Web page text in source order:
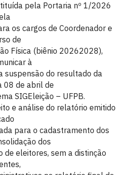
pela Portaria nº 1/2026
os cargos de Coordenador e
de
Física (biênio 20262028),
à
suspensão do resultado da
08 de abril de
SIGEleição – UFPB.
e análise do relatório emitido
para o cadastramento dos
dos
de eleitores, sem a distinção